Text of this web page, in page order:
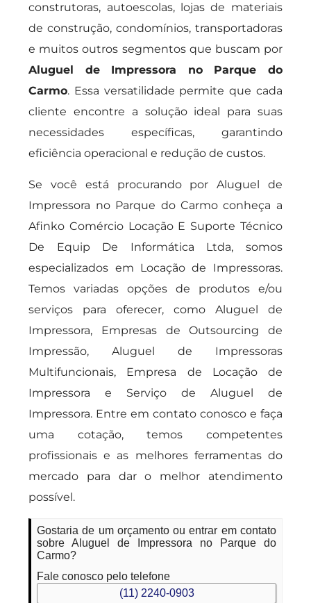
construtoras, autoescolas, lojas de materiais
de construção, condomínios, transportadoras
e muitos outros segmentos que buscam por
Aluguel de Impressora no Parque do
Carmo. Essa versatilidade permite que cada
cliente encontre a solução ideal para suas
necessidades específicas, garantindo
eficiência operacional e redução de custos.
Se você está procurando por Aluguel de
Impressora no Parque do Carmo conheça a
Afinko Comércio Locação E Suporte Técnico
De Equip De Informática Ltda, somos
especializados em Locação de Impressoras.
Temos variadas opções de produtos e/ou
serviços para oferecer, como Aluguel de
Impressora, Empresas de Outsourcing de
Impressão, Aluguel de Impressoras
Multifuncionais, Empresa de Locação de
Impressora e Serviço de Aluguel de
Impressora. Entre em contato conosco e faça
uma cotação, temos competentes
profissionais e as melhores ferramentas do
mercado para dar o melhor atendimento
possível.
Gostaria de um orçamento ou entrar em contato
sobre Aluguel de Impressora no Parque do
Carmo?
Fale conosco pelo telefone
(11) 2240-0903